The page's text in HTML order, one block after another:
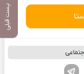
پست قبلی
لینکدین